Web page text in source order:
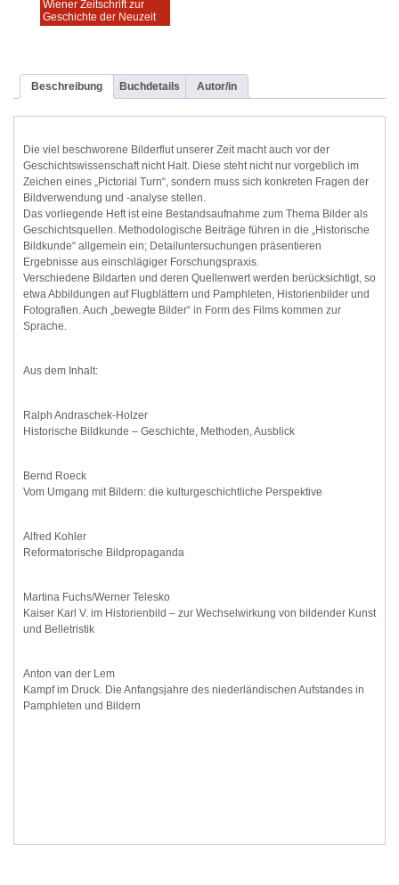
Wiener Zeitschrift zur
Geschichte der Neuzeit
Beschreibung Buchdetails Autor/in
Die viel beschworene Bilderflut unserer Zeit macht auch vor der
Geschichtswissenschaft nicht Halt. Diese steht nicht nur vorgeblich im
Zeichen eines „Pictorial Turn“, sondern muss sich konkreten Fragen der
Bildverwendung und -analyse stellen.
Das vorliegende Heft ist eine Bestandsaufnahme zum Thema Bilder als
Geschichtsquellen. Methodologische Beiträge führen in die „Historische
Bildkunde“ allgemein ein; Detailuntersuchungen präsentieren
Ergebnisse aus einschlägiger Forschungspraxis.
Verschiedene Bildarten und deren Quellenwert werden berücksichtigt, so
etwa Abbildungen auf Flugblättern und Pamphleten, Historienbilder und
Fotografien. Auch „bewegte Bilder“ in Form des Films kommen zur
Sprache.
Aus dem Inhalt:
Ralph Andraschek-Holzer
Historische Bildkunde – Geschichte, Methoden, Ausblick
Bernd Roeck
Vom Umgang mit Bildern: die kulturgeschichtliche Perspektive
Alfred Kohler
Reformatorische Bildpropaganda
Martina Fuchs/Werner Telesko
Kaiser Karl V. im Historienbild – zur Wechselwirkung von bildender Kunst
und Belletristik
Anton van der Lem
Kampf im Druck. Die Anfangsjahre des niederländischen Aufstandes in
Pamphleten und Bildern